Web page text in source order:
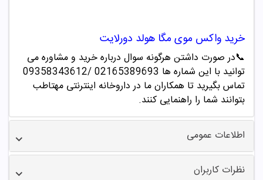
خرید واکس موی مگا هولد دورلایت
📞در صورت داشتن هرگونه سوال درباره خرید و مشاوره می
توانید با این شماره ها 02165389693
/09358343612
تماس بگیرید تا همکاران ما در داروخانه اینترنتی مهتاطب
بتوانند شما را راهنمایی کنند.
اطلاعات عمومی
نظرات کاربران